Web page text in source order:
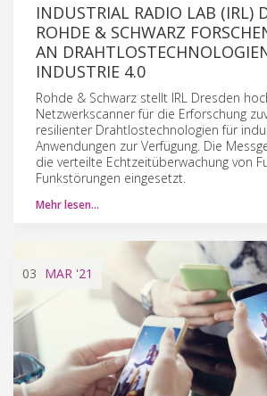
INDUSTRIAL RADIO LAB (IRL)
ROHDE & SCHWARZ
AN
INDUSTRIE 4.0
Rohde & Schwarz stellt IRL Dresden
Netzwerkscanner für die Erforschung
resilienter Drahtlostechnologien für
Anwendungen zur Verfügung. Die
die verteilte Echtzeitüberwachung von
Funkstörungen eingesetzt.
Mehr lesen…
03 MAR '21